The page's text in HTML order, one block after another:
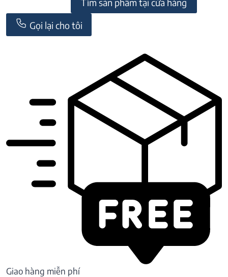
Gọi lại cho tôi
Giao hàng miễn phí